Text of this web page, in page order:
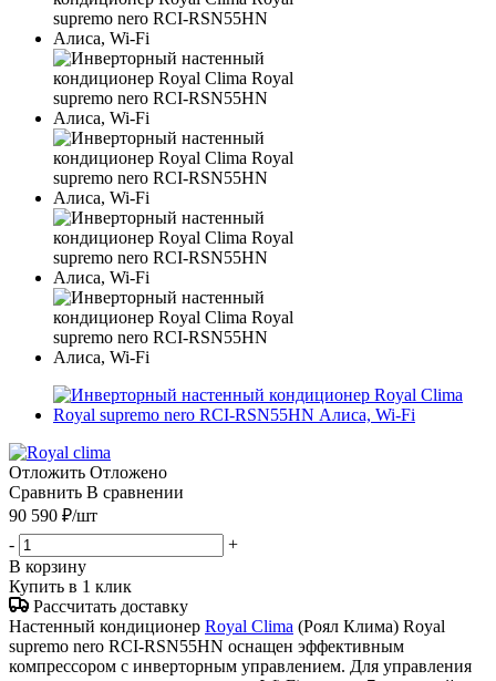
Отложить Отложено
Сравнить В сравнении
90 590 ₽/шт
-
+
В корзину
Купить в 1 клик
Рассчитать доставку
Настенный кондиционер Royal Clima (Роял Клима) Royal
supremo nero RCI-RSN55HN оснащен эффективным
компрессором с инверторным управлением. Для управления